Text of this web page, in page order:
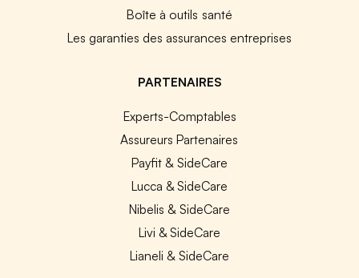
Boîte à outils santé
Les garanties des assurances entreprises
PARTENAIRES
Experts-Comptables
Assureurs Partenaires
Payfit & SideCare
Lucca & SideCare
Nibelis & SideCare
Livi & SideCare
Lianeli & SideCare